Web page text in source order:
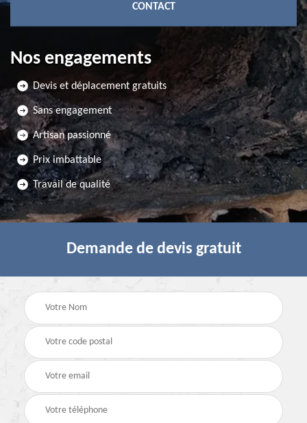
CONTACT
Nos engagements
Devis et déplacement gratuits
Sans engagement
Artisan passionné
Prix imbattable
Travail de qualité
Demande de devis gratuit